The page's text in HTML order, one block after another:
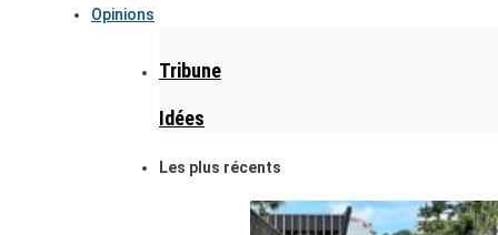
Opinions
Tribune
Idées
Les plus récents